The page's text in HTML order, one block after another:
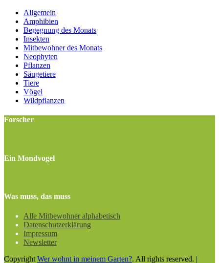
Allgemein
Amphibien
Begegnung des Monats
Insekten
Mitbewohner des Monats
Neophyten
Pflanzen
Säugetiere
Tiere
Vögel
Wildpflanzen
Forscher
Ein Mondvogel
Was muss, das muss
Alle Mitbewohner alphabetisch
Datenschutzerklärung
Impressum
Newsletter
Copyright Wer wohnt in meinem Garten?. All rights reserved. |